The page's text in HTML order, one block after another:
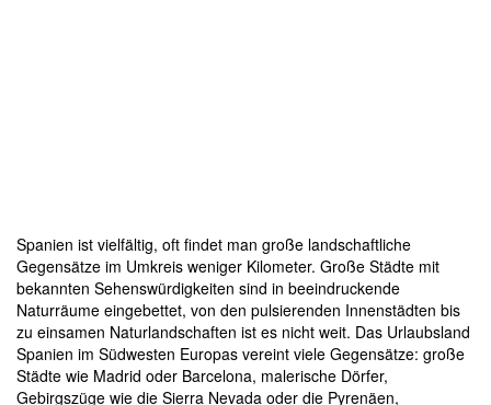
Spanien ist vielfältig, oft findet man große landschaftliche
Gegensätze im Umkreis weniger Kilometer. Große Städte mit
bekannten Sehenswürdigkeiten sind in beeindruckende
Naturräume eingebettet, von den pulsierenden Innenstädten bis
zu einsamen Naturlandschaften ist es nicht weit. Das Urlaubsland
Spanien im Südwesten Europas vereint viele Gegensätze: große
Städte wie Madrid oder Barcelona, malerische Dörfer,
Gebirgszüge wie die Sierra Nevada oder die Pyrenäen,